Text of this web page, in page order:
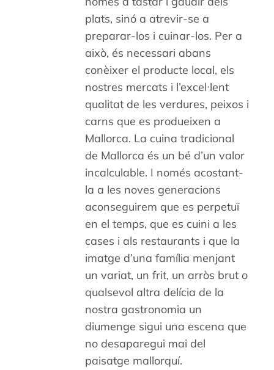
plats, sinó a atrevir-se a
preparar-los i cuinar-los. Per a
això, és necessari abans
conèixer el producte local, els
nostres mercats i l’excel·lent
qualitat de les verdures, peixos i
carns que es produeixen a
Mallorca. La cuina tradicional
de Mallorca és un bé d’un valor
incalculable. I només acostant-
la a les noves generacions
aconseguirem que es perpetuï
en el temps, que es cuini a les
cases i als restaurants i que la
imatge d’una família menjant
un variat, un frit, un arròs brut o
qualsevol altra delícia de la
nostra gastronomia un
diumenge sigui una escena que
no desaparegui mai del
paisatge mallorquí.